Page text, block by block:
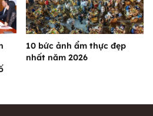
10 bức ảnh ẩm thực đẹp
nhất năm 2026